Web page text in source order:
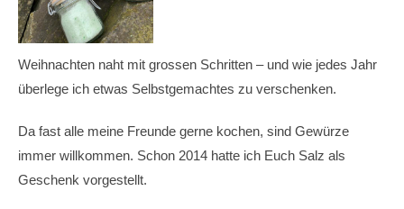
Weihnachten naht mit grossen Schritten – und wie jedes Jahr
überlege ich etwas Selbstgemachtes zu verschenken.
Da fast alle meine Freunde gerne kochen, sind Gewürze
immer willkommen. Schon 2014 hatte ich Euch Salz als
Geschenk vorgestellt.